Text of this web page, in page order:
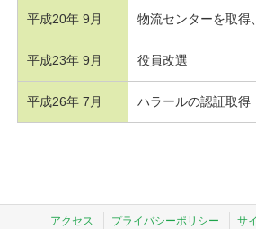
平成20年 9月 物流センターを取得
平成23年 9月 役員改選
平成26年 7月 ハラールの認証取得
アクセス プライバシーポリシー サ